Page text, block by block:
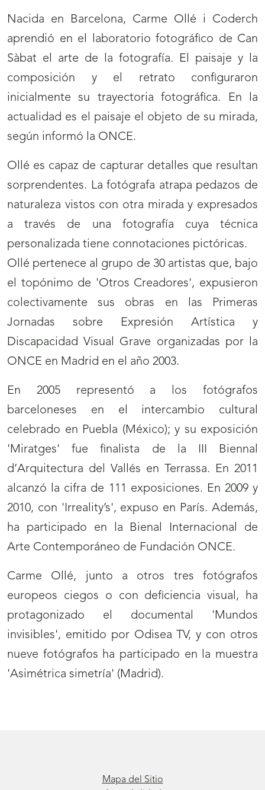
Nacida en Barcelona, Carme Ollé i Coderch
aprendió en el laboratorio fotográfico de Can
Sàbat el arte de la fotografía. El paisaje y la
composición y el retrato configuraron
inicialmente su trayectoria fotográfica. En la
actualidad es el paisaje el objeto de su mirada,
según informó la ONCE.
Ollé es capaz de capturar detalles que resultan
sorprendentes. La fotógrafa atrapa pedazos de
naturaleza vistos con otra mirada y expresados
a través de una fotografía cuya técnica
personalizada tiene connotaciones pictóricas.
Ollé pertenece al grupo de 30 artistas que, bajo
el topónimo de 'Otros Creadores', expusieron
colectivamente sus obras en las Primeras
Jornadas sobre Expresión Artística y
Discapacidad Visual Grave organizadas por la
ONCE en Madrid en el año 2003.
En 2005 representó a los fotógrafos
barceloneses en el intercambio cultural
celebrado en Puebla (México); y su exposición
'Miratges' fue finalista de la III Biennal
d’Arquitectura del Vallés en Terrassa. En 2011
alcanzó la cifra de 111 exposiciones. En 2009 y
2010, con 'Irreality’s', expuso en París. Además,
ha participado en la Bienal Internacional de
Arte Contemporáneo de Fundación ONCE.
Carme Ollé, junto a otros tres fotógrafos
europeos ciegos o con deficiencia visual, ha
protagonizado el documental 'Mundos
invisibles', emitido por Odisea TV, y con otros
nueve fotógrafos ha participado en la muestra
'Asimétrica simetría' (Madrid).
Mapa del Sitio